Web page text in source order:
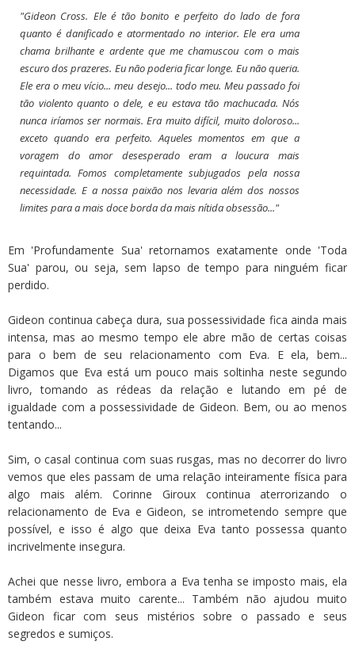
"Gideon Cross. Ele é tão bonito e perfeito do lado de fora
quanto é danificado e atormentado no interior. Ele era uma
chama brilhante e ardente que me chamuscou com o mais
escuro dos prazeres. Eu não poderia ficar longe. Eu não queria.
Ele era o meu vício... meu desejo... todo meu. Meu passado foi
tão violento quanto o dele, e eu estava tão machucada. Nós
nunca iríamos ser normais. Era muito difícil, muito doloroso...
exceto quando era perfeito. Aqueles momentos em que a
voragem do amor desesperado eram a loucura mais
requintada. Fomos completamente subjugados pela nossa
necessidade. E a nossa paixão nos levaria além dos nossos
limites para a mais doce borda da mais nítida obsessão..."
Em 'Profundamente Sua' retornamos exatamente onde 'Toda
Sua' parou, ou seja, sem lapso de tempo para ninguém ficar
perdido.
Gideon continua cabeça dura, sua possessividade fica ainda mais
intensa, mas ao mesmo tempo ele abre mão de certas coisas
para o bem de seu relacionamento com Eva. E ela, bem...
Digamos que Eva está um pouco mais soltinha neste segundo
livro, tomando as rédeas da relação e lutando em pé de
igualdade com a possessividade de Gideon. Bem, ou ao menos
tentando...
Sim, o casal continua com suas rusgas, mas no decorrer do livro
vemos que eles passam de uma relação inteiramente física para
algo mais além. Corinne Giroux continua aterrorizando o
relacionamento de Eva e Gideon, se intrometendo sempre que
possível, e isso é algo que deixa Eva tanto possessa quanto
incrivelmente insegura.
Achei que nesse livro, embora a Eva tenha se imposto mais, ela
também estava muito carente... Também não ajudou muito
Gideon ficar com seus mistérios sobre o passado e seus
segredos e sumiços.